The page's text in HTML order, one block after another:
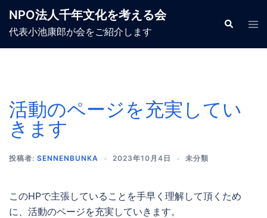
NPO法人千年文化を考える会
代表小池康郎が会をご紹介します
検
索
ト
メ
活動のページを充実してい
きます
投稿者: SENNENBUNKA 2023年10月4日 未分類
このHPで主張していることを手早く理解して頂くため
に、活動のページを充実していきます。